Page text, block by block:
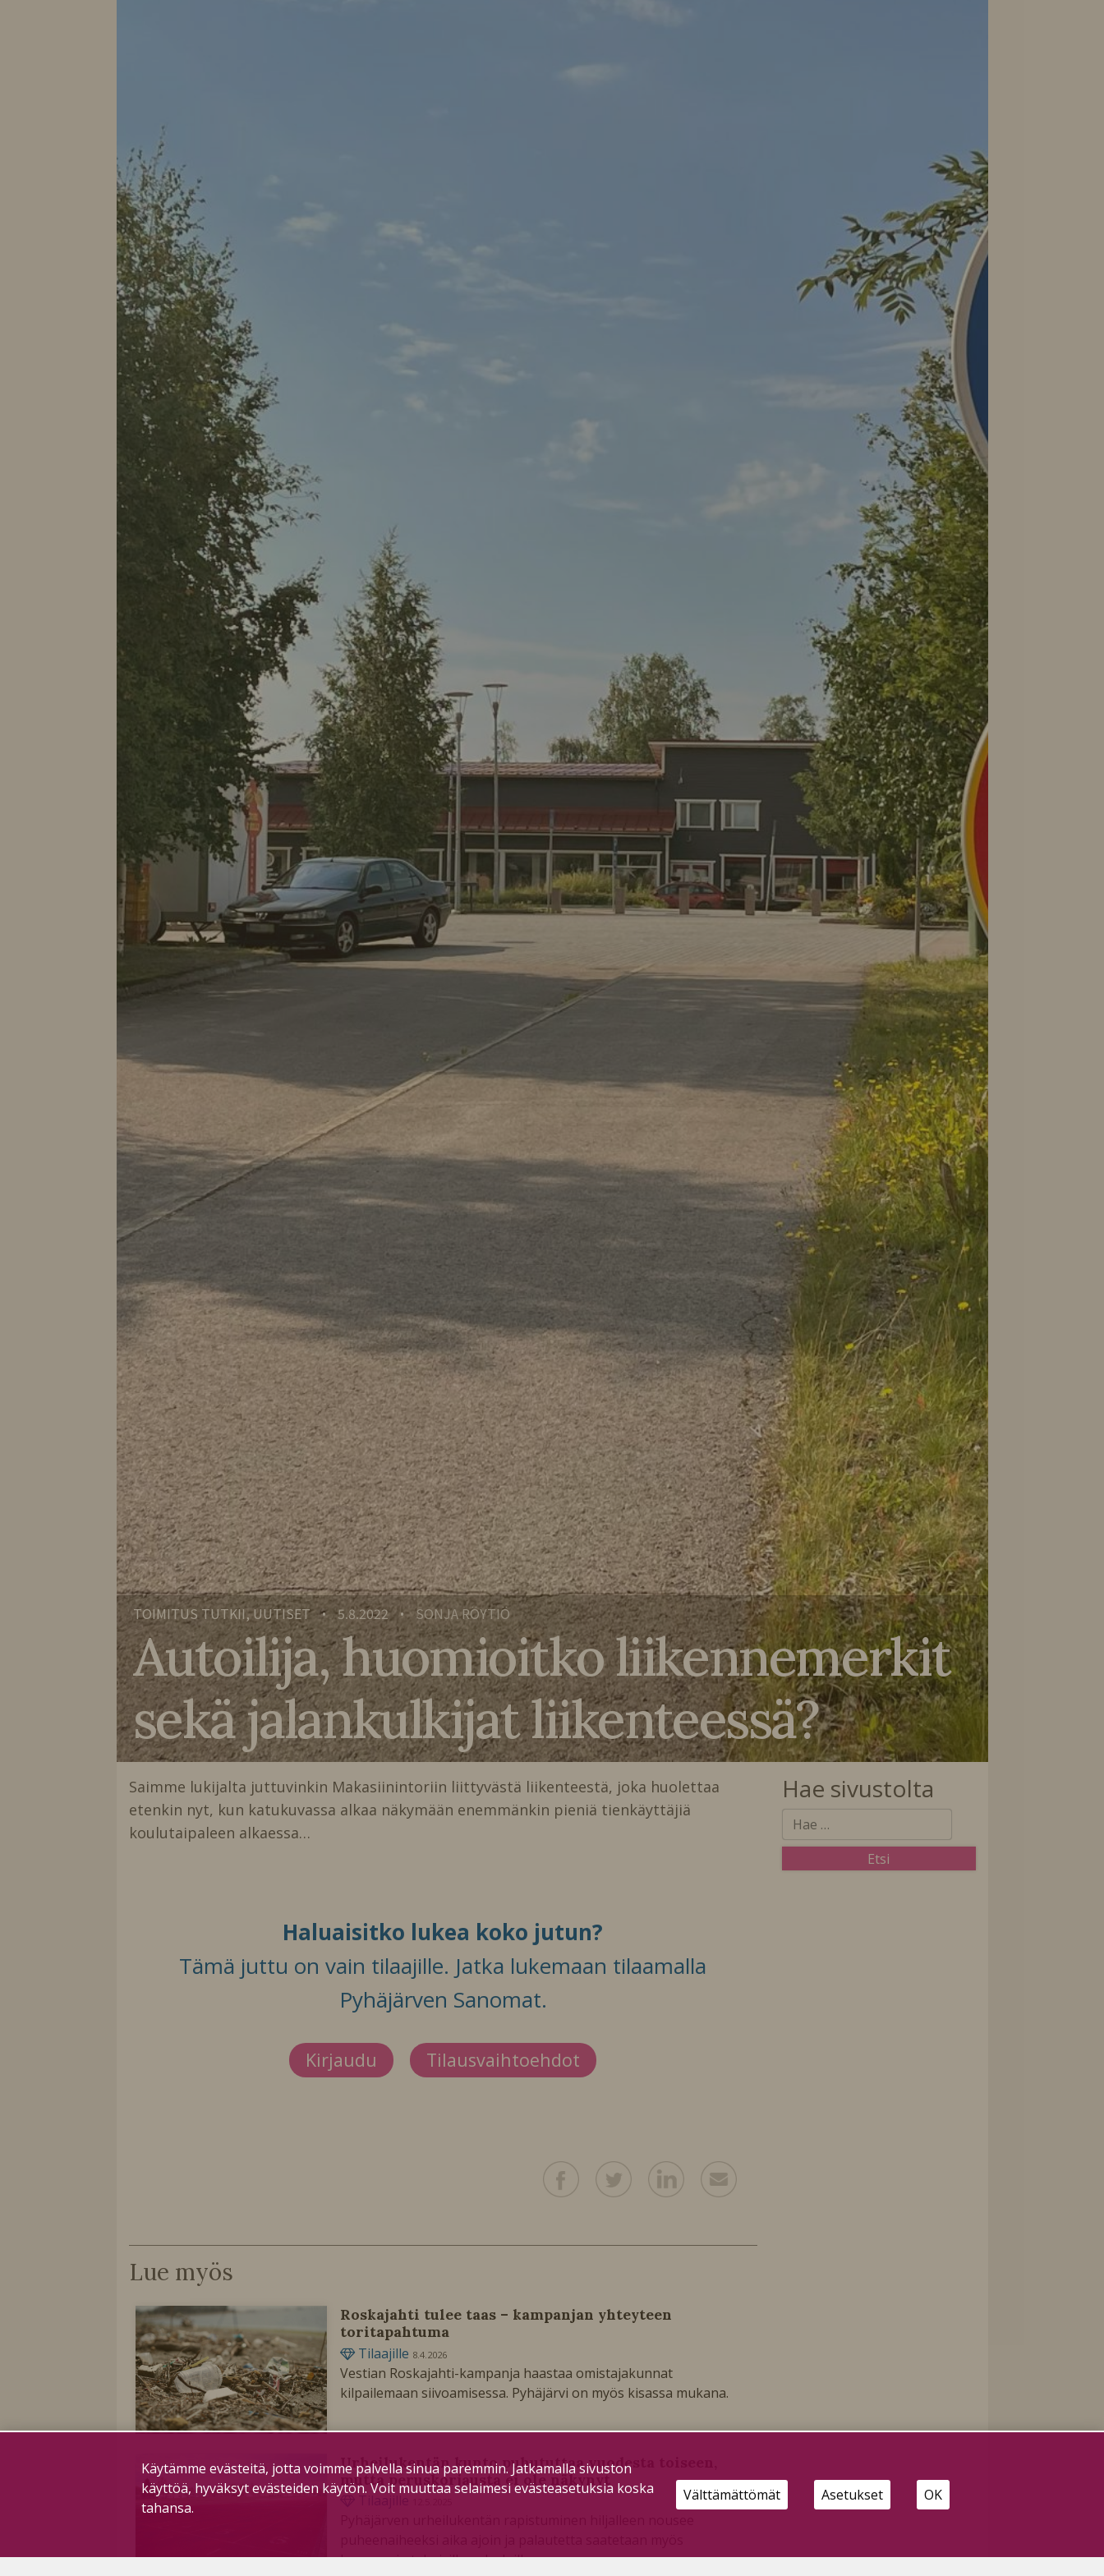
TOIMITUS TUTKII, UUTISET • 5.8.2022 • SONJA RÖYTIÖ
Autoilija, huomioitko liikennemerkit
sekä jalankulkijat liikenteessä?
Saimme lukijalta juttuvinkin Makasiinintoriin liittyvästä liikenteestä, joka huolettaa
etenkin nyt, kun katukuvassa alkaa näkymään enemmänkin pieniä tienkäyttäjiä
koulutaipaleen alkaessa…
Haluaisitko lukea koko jutun?
Tämä juttu on vain tilaajille. Jatka lukemaan tilaamalla
Pyhäjärven Sanomat.
Kirjaudu Tilausvaihtoehdot
Lue myös
Roskajahti tulee taas – kampanjan yhteyteen
toritapahtuma
Tilaajille 8.4.2026
Vestian Roskajahti-kampanja haastaa omistajakunnat
kilpailemaan siivoamisessa. Pyhäjärvi on myös kisassa mukana.
Urheilukentän kunto puhututtaa vuodesta toiseen,
mutta peruskorjausta ei ole näkynyt
kaupungin teknisille palveluille.
Hae sivustolta
Käytämme evästeitä, jotta voimme palvella sinua paremmin. Jatkamalla sivuston
käyttöä, hyväksyt evästeiden käytön. Voit muuttaa selaimesi evästeasetuksia koska
tahansa.
Välttämättömät Asetukset OK